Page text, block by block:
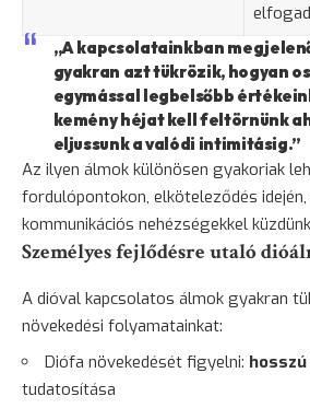
„A kapcsolatainkban
gyakran azt tükrözik, hogyan
egymással legbelsőbb
kemény héjat kell feltörnünk
eljussunk a valódi intimitásig.”
Az ilyen álmok különösen gyakoriak
fordulópontokon, elköteleződés
kommunikációs nehézségekkel
Személyes fejlődésre utaló
A dióval kapcsolatos álmok gyakran
növekedési folyamatainkat:
Diófa növekedését figyelni:
tudatosítása